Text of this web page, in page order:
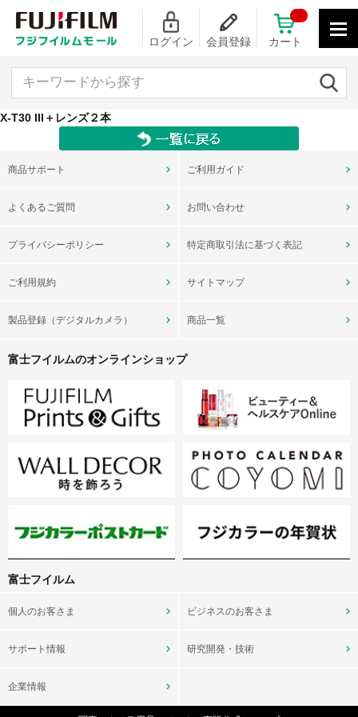
ログイン 会員登録
X-T30 III＋レンズ２本
商品サポート ご利用ガイド
よくあるご質問 お問い合わせ
プライバシーポリシー 特定商取引法に基づく表記
ご利用規約 サイトマップ
製品登録（デジタルカメラ） 商品一覧
富士フイルムのオンラインショップ
富士フイルム
個人のお客さま ビジネスのお客さま
サポート情報 研究開発・技術
企業情報